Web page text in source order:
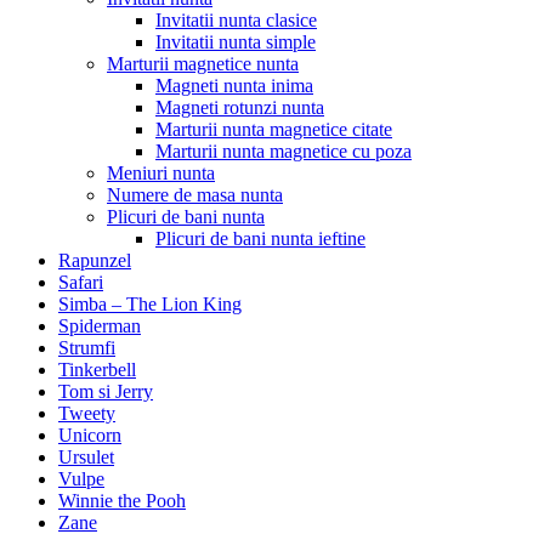
Invitatii nunta clasice
Invitatii nunta simple
Marturii magnetice nunta
Magneti nunta inima
Magneti rotunzi nunta
Marturii nunta magnetice citate
Marturii nunta magnetice cu poza
Meniuri nunta
Numere de masa nunta
Plicuri de bani nunta
Plicuri de bani nunta ieftine
Rapunzel
Safari
Simba – The Lion King
Spiderman
Strumfi
Tinkerbell
Tom si Jerry
Tweety
Unicorn
Ursulet
Vulpe
Winnie the Pooh
Zane